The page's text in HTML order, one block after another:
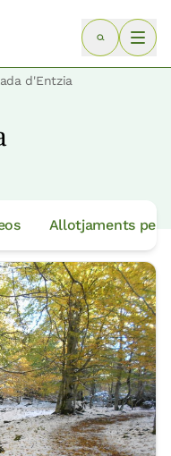
d'Entzia
Allotjaments per